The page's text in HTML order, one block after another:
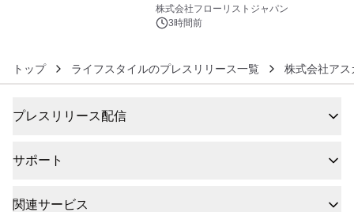
クレンジングPRO」を2026年8月6日
発売
株式会社フローリストジャパン
3時間前
トップ ライフスタイルのプレスリリース一覧 株式会社アス
プレスリリース配信
サポート
関連サービス